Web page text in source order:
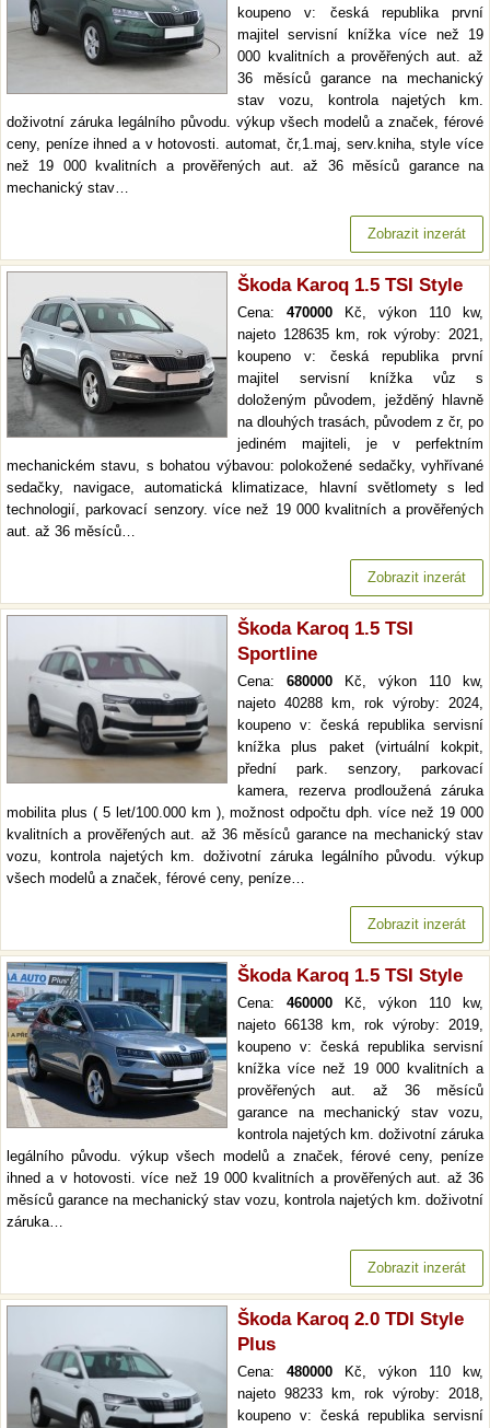
koupeno v: česká republika první
majitel servisní knížka více než 19
000 kvalitních a prověřených aut. až
36 měsíců garance na mechanický
stav vozu, kontrola najetých km.
doživotní záruka legálního původu. výkup všech modelů a značek, férové
ceny, peníze ihned a v hotovosti. automat, čr,1.maj, serv.kniha, style více
než 19 000 kvalitních a prověřených aut. až 36 měsíců garance na
mechanický stav…
Zobrazit inzerát
Škoda Karoq 1.5 TSI Style
Cena: 470000 Kč, výkon 110 kw,
najeto 128635 km, rok výroby: 2021,
koupeno v: česká republika první
majitel servisní knížka vůz s
doloženým původem, ježděný hlavně
na dlouhých trasách, původem z čr, po
jediném majiteli, je v perfektním
mechanickém stavu, s bohatou výbavou: polokožené sedačky, vyhřívané
sedačky, navigace, automatická klimatizace, hlavní světlomety s led
technologií, parkovací senzory. více než 19 000 kvalitních a prověřených
aut. až 36 měsíců…
Zobrazit inzerát
Škoda Karoq 1.5 TSI
Sportline
Cena: 680000 Kč, výkon 110 kw,
najeto 40288 km, rok výroby: 2024,
koupeno v: česká republika servisní
knížka plus paket (virtuální kokpit,
přední park. senzory, parkovací
kamera, rezerva prodloužená záruka
mobilita plus ( 5 let/100.000 km ), možnost odpočtu dph. více než 19 000
kvalitních a prověřených aut. až 36 měsíců garance na mechanický stav
vozu, kontrola najetých km. doživotní záruka legálního původu. výkup
všech modelů a značek, férové ceny, peníze…
Zobrazit inzerát
Škoda Karoq 1.5 TSI Style
Cena: 460000 Kč, výkon 110 kw,
najeto 66138 km, rok výroby: 2019,
koupeno v: česká republika servisní
knížka více než 19 000 kvalitních a
prověřených aut. až 36 měsíců
garance na mechanický stav vozu,
kontrola najetých km. doživotní záruka
legálního původu. výkup všech modelů a značek, férové ceny, peníze
ihned a v hotovosti. více než 19 000 kvalitních a prověřených aut. až 36
měsíců garance na mechanický stav vozu, kontrola najetých km. doživotní
záruka…
Zobrazit inzerát
Škoda Karoq 2.0 TDI Style
Plus
Cena: 480000 Kč, výkon 110 kw,
najeto 98233 km, rok výroby: 2018,
koupeno v: česká republika servisní